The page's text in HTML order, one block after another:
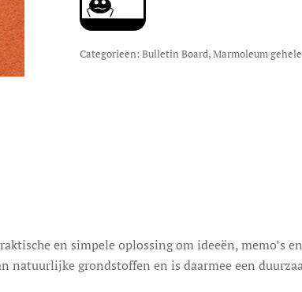
Categorieën: Bulletin Board,Marmoleum
en simpele oplossing om ideeën, memo’s
natuurlijke grondstoffen en is daarmee een